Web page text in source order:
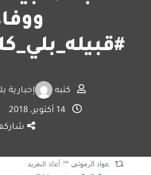
كتبه إخبارية
14 أكتوبر، 2018